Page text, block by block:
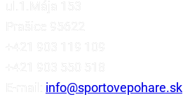
info@sportovepohare.sk